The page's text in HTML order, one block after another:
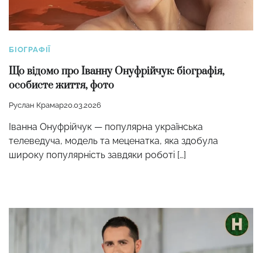
БІОГРАФІЇ
Що відомо про Іванну Онуфрійчук: біографія,
особисте життя, фото
Руслан Крамар20.03.2026
Іванна Онуфрійчук — популярна українська
телеведуча, модель та меценатка, яка здобула
широку популярність завдяки роботі […]